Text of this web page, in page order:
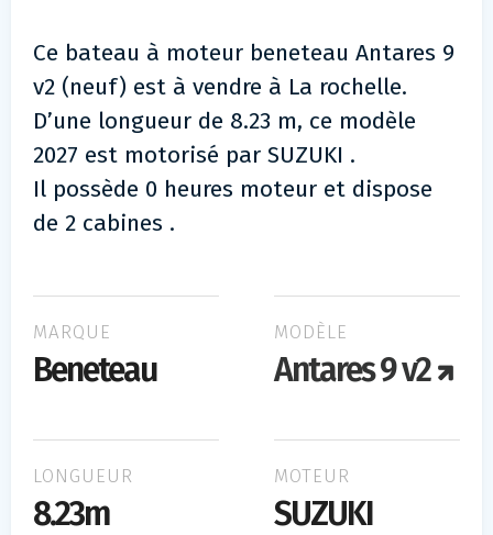
Ce bateau à moteur beneteau Antares 9
v2 (neuf) est à vendre à La rochelle.
D’une longueur de 8.23 m, ce modèle
2027 est motorisé par SUZUKI .
Il possède 0 heures moteur et dispose
de 2 cabines .
MARQUE
Beneteau
MODÈLE
Antares 9 v2
LONGUEUR
8.23m
MOTEUR
SUZUKI